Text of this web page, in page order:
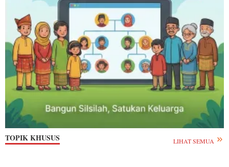
TOPIK KHUSUS LIHAT SEMUA